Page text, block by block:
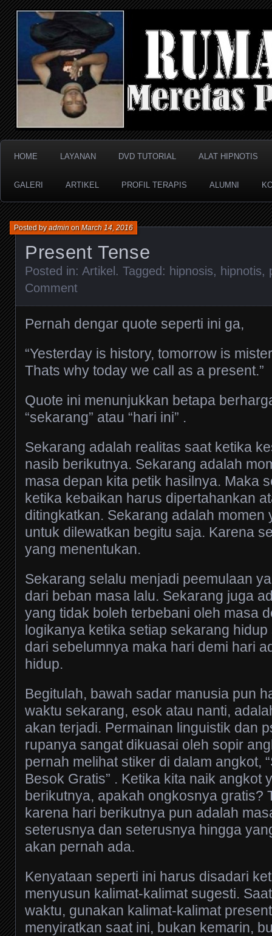
RUMAH HIPNOTIS
Meretas Pikiran Bawah Sadar
HOME LAYANAN DVD TUTORIAL ALAT HIPNOTIS
GALERI ARTIKEL PROFIL TERAPIS ALUMNI
Present Tense
Posted byadminonMarch 14, 2016
Posted in: Artikel . Tagged: hipnosis, hipnotis,
Comment
Pernah dengar quote seperti ini ga,
“Yesterday is history, tomorrow is
Thats why today we call as a present.”
Quote ini menunjukkan betapa
“sekarang” atau “hari ini” .
Sekarang adalah realitas saat ketika
nasib berikutnya. Sekarang adalah
masa depan kita petik hasilnya. Maka
ketika kebaikan harus dipertahankan
ditingkatkan. Sekarang adalah momen
untuk dilewatkan begitu saja. Karena
yang menentukan.
Sekarang selalu menjadi peemulaan
dari beban masa lalu. Sekarang juga
yang tidak boleh terbebani oleh masa
logikanya ketika setiap sekarang
dari sebelumnya maka hari demi hari
hidup.
Begitulah, bawah sadar manusia pun
waktu sekarang, esok atau nanti,
akan terjadi. Permainan linguistik dan
rupanya sangat dikuasai oleh sopir
pernah melihat stiker di dalam angkot,
Besok Gratis” . Ketika kita naik angkot
berikutnya, apakah ongkosnya gratis?
karena hari berikutnya pun adalah
seterusnya dan seterusnya hingga
akan pernah ada.
Kenyataan seperti ini harus disadari
menyusun kalimat-kalimat sugesti.
waktu, gunakan kalimat-kalimat
menyiratkan saat ini, bukan kemarin,